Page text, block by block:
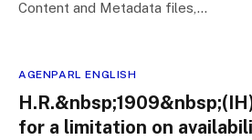
Content and Metadata files,…
AGENPARL ENGLISH
for a limitation on